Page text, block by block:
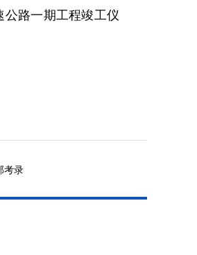
路一期工程竣工仪
考录